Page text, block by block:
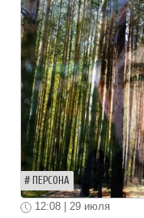
ПЕРСОНА
12:08 | 29 июля